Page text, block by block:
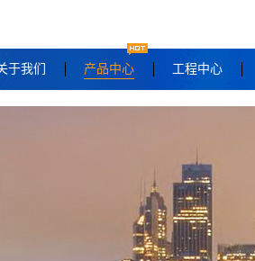
于我们 产品中心 工程中心